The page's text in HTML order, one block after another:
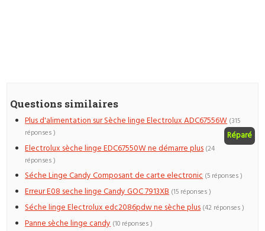
Questions similaires
Plus d'alimentation sur Sèche linge Electrolux ADC67556W
Réparé
(315
réponses )
Electrolux sèche linge EDC67550W ne démarre plus (24
réponses )
Séche Linge Candy Composant de carte electronic (5 réponses )
Erreur E08 seche linge Candy GOC 7913XB (15 réponses )
Séche linge Electrolux edc2086pdw ne sèche plus (42 réponses )
Panne sèche linge candy (10 réponses )